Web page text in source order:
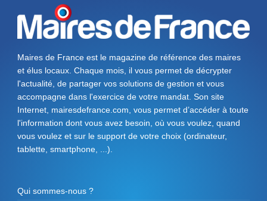
Maires de France est le magazine de référence des maires
et élus locaux. Chaque mois, il vous permet de décrypter
l'actualité, de partager vos solutions de gestion et vous
accompagne dans l'exercice de votre mandat. Son site
Internet, mairesdefrance.com, vous permet d’accéder à toute
l'information dont vous avez besoin, où vous voulez, quand
vous voulez et sur le support de votre choix (ordinateur,
tablette, smartphone, ...).
Qui sommes-nous ?